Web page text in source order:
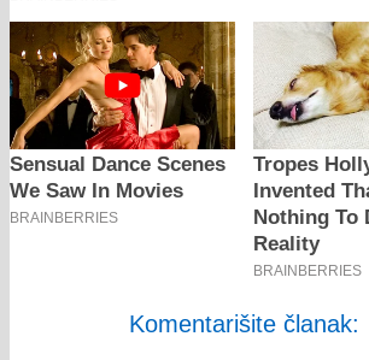
Komentarišite članak: